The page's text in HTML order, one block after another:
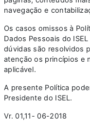
navegação e
Os casos omissos à
Dados Pessoais do
dúvidas são resolvidos
atenção os princípios e
aplicável.
A presente Política
Presidente do ISEL.
Vr. 01,11- 06-2018